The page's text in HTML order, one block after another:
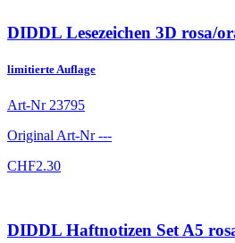
DIDDL Lesezeichen 3D rosa/
limitierte Auflage
Art-Nr 23795
Original Art-Nr---
CHF2.30
DIDDL Haftnotizen Set A5